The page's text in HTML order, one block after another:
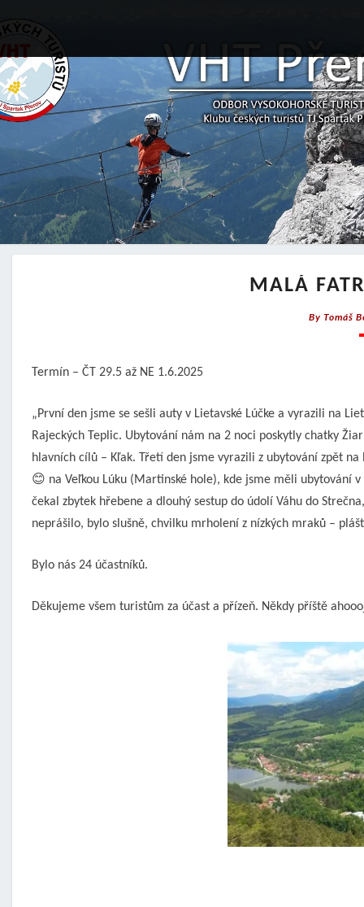
MALÁ
By Tomáš
Termín – ČT 29.5 až NE 1.6.2025
„První den jsme se sešli auty v Lietavské Lúčke a vyrazili na
Rajeckých Teplic. Ubytování nám na 2 noci poskytly chatky
hlavních cílů – Kľak. Třetí den jsme vyrazili z ubytování zpět
😊 na Veľkou Lúku (Martinské hole), kde jsme měli ubytování
čekal zbytek hřebene a dlouhý sestup do údolí Váhu do
neprášilo, bylo slušně, chvilku mrholení z nízkých mraků –
Bylo nás 24 účastníků.
Děkujeme všem turistům za účast a přízeň. Někdy příště